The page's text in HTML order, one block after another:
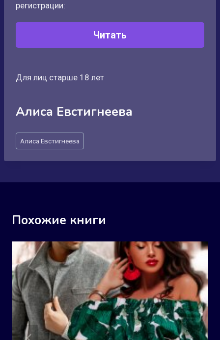
регистрации:
Читать
Для лиц старше 18 лет
Алиса Евстигнеева
Метки
записи:
Алиса Евстигнеева
Похожие книги